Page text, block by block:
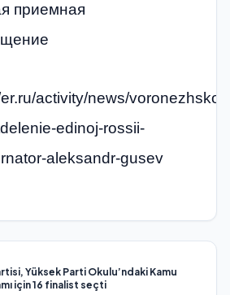
приемная
activity/news/
edinoj-rossii-
aleksandr-gusev
Yüksek Parti Okulu’ndaki Kamu
için 16 finalist seçti